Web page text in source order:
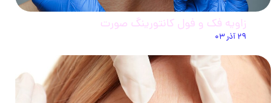
زاویه فک و فول کانتورینگ صورت
۲۹ آذر ۰۳